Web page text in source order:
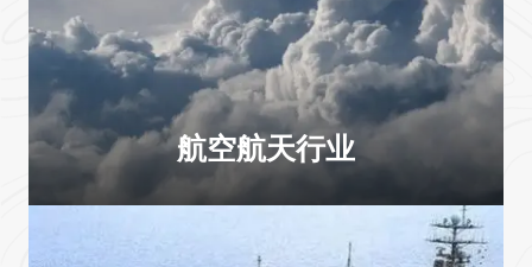
航空航天行业